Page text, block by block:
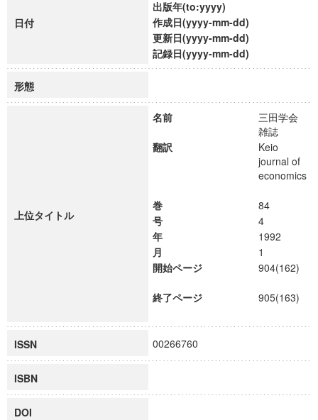
日付
出版年(to:yyyy)
作成日(yyyy-mm-dd)
更新日(yyyy-mm-dd)
記録日(yyyy-mm-dd)
形態
上位タイトル
名前
三田学会
雑誌
翻訳
Keio
journal of
economics
巻
84
号
4
年
1992
月
1
開始ページ
904(162)
終了ページ 905(163)
ISSN 00266760
ISBN
DOI